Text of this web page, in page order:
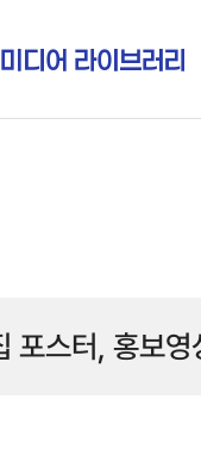
미디어 라이브러리
포스터, 홍보영